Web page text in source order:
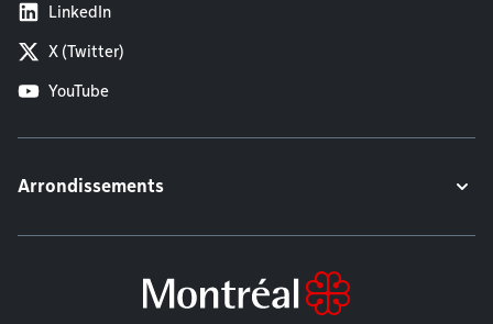
LinkedIn
X (Twitter)
YouTube
Arrondissements